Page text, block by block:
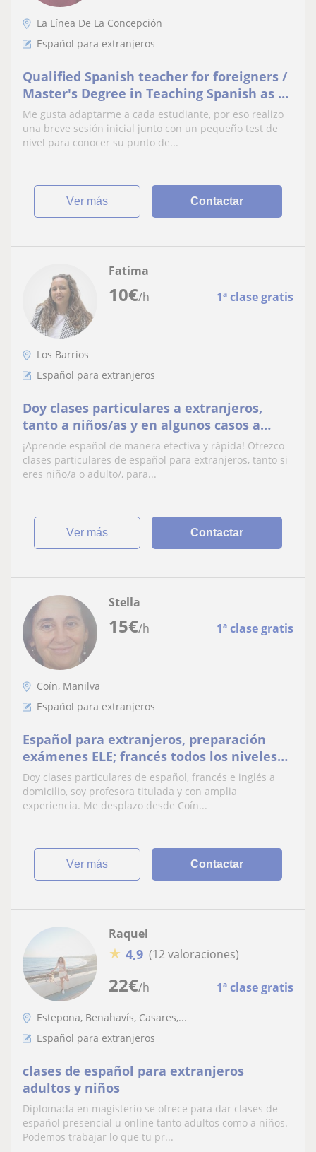
La Línea De La Concepción
Español para extranjeros
Qualified Spanish teacher for foreigners /
Master's Degree in Teaching Spanish as a
Foreign Language (ELE).
Me gusta adaptarme a cada estudiante, por eso realizo
una breve sesión inicial junto con un pequeño test de
nivel para conocer su punto de...
ver más Contactar
10€/h 1ª clase gratis
Fatima
Los Barrios
Español para extranjeros
Doy clases particulares a extranjeros,
tanto a niños/as y en algunos casos a
adultos de español. Con el objetivo de
facilitarles su inclusión en nuestro país al
emigrar y, que puedan comunicarse y
¡Aprende español de manera efectiva y rápida! Ofrezco
clases particulares de español para extranjeros, tanto si
eres niño/a o adulto/, para...
ver más Contactar
15€/h 1ª clase gratis
Stella
Coín, Manilva
Español para extranjeros
Español para extranjeros, preparación
exámenes ELE; francés todos los niveles
niños y adultos, Inglés apoyo niños
Doy clases particulares de español, francés e inglés a
domicilio, soy profesora titulada y con amplia
experiencia. Me desplazo desde Coín...
ver más Contactar
22€/h 1ª clase gratis
Raquel
★ 4,9 (12 valoraciones)
Estepona, Benahavís, Casares,...
Español para extranjeros
clases de español para extranjeros
adultos y niños
Diplomada en magisterio se ofrece para dar clases de
español presencial u online tanto adultos como a niños.
Podemos trabajar lo que tu pr...